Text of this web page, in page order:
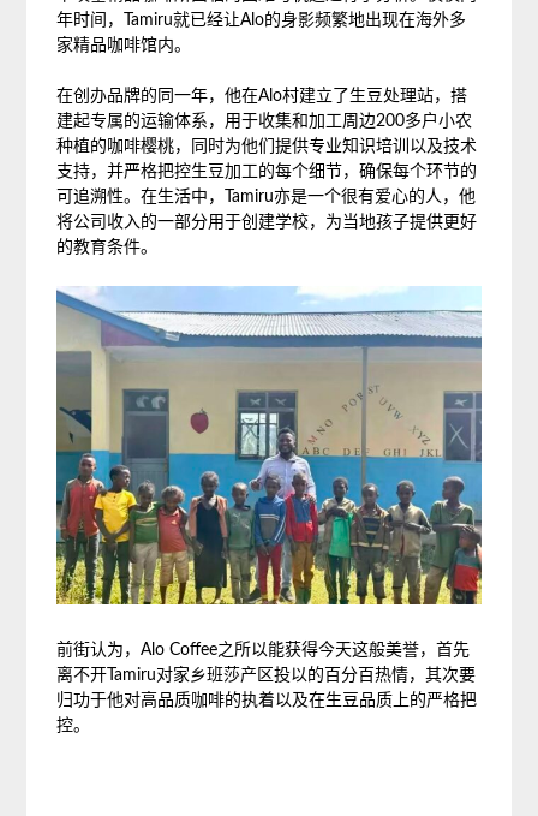
年时间，Tamiru就已经让Alo的身影频繁地出现在海外多
家精品咖啡馆内。
在创办品牌的同一年，他在Alo村建立了生豆处理站，搭
建起专属的运输体系，用于收集和加工周边200多户小农
种植的咖啡樱桃，同时为他们提供专业知识培训以及技术
支持，并严格把控生豆加工的每个细节，确保每个环节的
可追溯性。在生活中，Tamiru亦是一个很有爱心的人，他
将公司收入的一部分用于创建学校，为当地孩子提供更好
的教育条件。
前街认为，Alo Coffee之所以能获得今天这般美誉，首先
离不开Tamiru对家乡班莎产区投以的百分百热情，其次要
归功于他对高品质咖啡的执着以及在生豆品质上的严格把
控。